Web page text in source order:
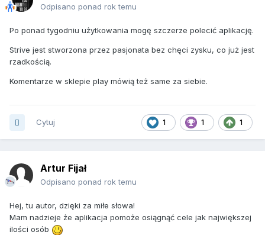
Odpisano ponad rok temu
Po ponad tygodniu użytkowania mogę szczerze polecić aplikację.
Strive jest stworzona przez pasjonata bez chęci zysku, co już jest
rzadkością.
Komentarze w sklepie play mówią też same za siebie.
1 1 1
Cytuj
Artur Fijał
Odpisano ponad rok temu
Hej, tu autor, dzięki za miłe słowa!
Mam nadzieje że aplikacja pomoże osiągnąć cele jak największej
ilości osób